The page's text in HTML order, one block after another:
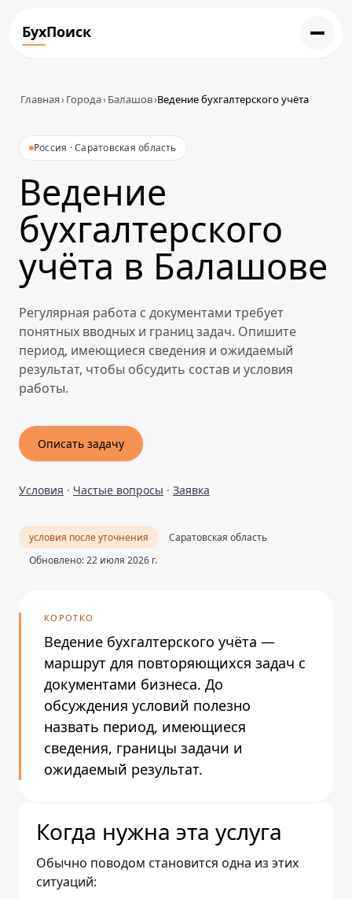
БухПоиск
Главная›Города›Балашов›Ведение бухгалтерского учёта
Россия · Саратовская область
Ведение
бухгалтерского
учёта в Балашове
Регулярная работа с документами требует
понятных вводных и границ задач. Опишите
период, имеющиеся сведения и ожидаемый
результат, чтобы обсудить состав и условия
работы.
Описать задачу
Условия · Частые вопросы · Заявка
условия после уточнения
Саратовская область
Обновлено: 22 июля 2026 г.
КОРОТКО
Ведение бухгалтерского учёта —
маршрут для повторяющихся задач с
документами бизнеса. До
обсуждения условий полезно
назвать период, имеющиеся
сведения, границы задачи и
ожидаемый результат.
Когда нужна эта услуга
Обычно поводом становится одна из этих
ситуаций: